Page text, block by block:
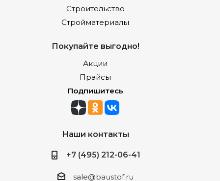
Строительство
Стройматериалы
Покупайте выгодно!
Акции
Прайсы
Подпишитесь
Наши контакты
+7 (495) 212-06-41
sale@baustof.ru